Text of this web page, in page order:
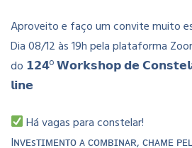
Aproveito e faço um convite muito
Dia 08/12 às 19h pela plataforma
do 𝟭𝟮𝟰º 𝗪𝗼𝗿𝗸𝘀𝗵𝗼𝗽 𝗱𝗲
𝗹𝗶𝗻𝗲
Há vagas para constelar!
Iɴᴠᴇsᴛɪᴍᴇɴᴛᴏ ᴀ ᴄᴏᴍʙɪɴᴀʀ, ᴄʜᴀᴍᴇ